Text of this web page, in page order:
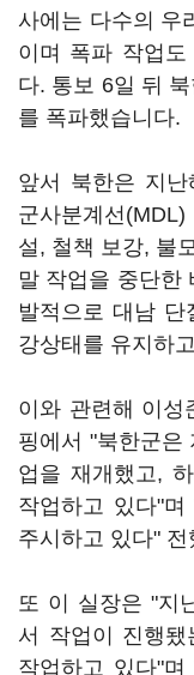
사에는 다수의 우
이며 폭파 작업도
다. 통보 6일 뒤
를 폭파했습니다.
앞서 북한은 지
군사분계선
설, 철책 보강, 불
말 작업을 중단한
발적으로 대남
강상태를 유지하
이와 관련해 이성
핑에서 "북한군은
업을 재개했고,
작업하고 있다"
주시하고 있다" 전
또 이 실장은 "지
서 작업이 진행됐
작업하고 있다"